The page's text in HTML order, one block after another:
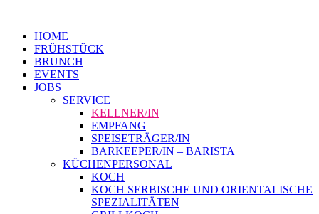
HOME
FRÜHSTÜCK
BRUNCH
EVENTS
JOBS
SERVICE
KELLNER/IN
EMPFANG
SPEISETRÄGER/IN
BARKEEPER/IN – BARISTA
KÜCHENPERSONAL
KOCH
KOCH SERBISCHE UND ORIENTALISCHE
SPEZIALITÄTEN